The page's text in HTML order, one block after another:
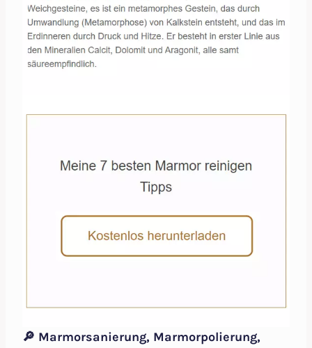
🔎 Marmorsanierung, Marmorpolierung,